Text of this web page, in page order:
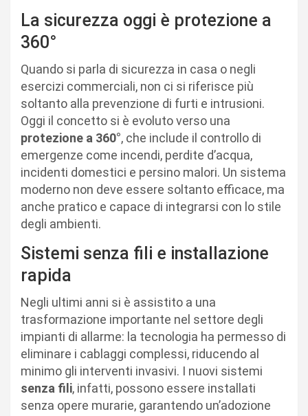
La sicurezza oggi è protezione a
360°
Quando si parla di sicurezza in casa o negli
esercizi commerciali, non ci si riferisce più
soltanto alla prevenzione di furti e intrusioni.
Oggi il concetto si è evoluto verso una
protezione a 360°, che include il controllo di
emergenze come incendi, perdite d’acqua,
incidenti domestici e persino malori. Un sistema
moderno non deve essere soltanto efficace, ma
anche pratico e capace di integrarsi con lo stile
degli ambienti.
Sistemi senza fili e installazione
rapida
Negli ultimi anni si è assistito a una
trasformazione importante nel settore degli
impianti di allarme: la tecnologia ha permesso di
eliminare i cablaggi complessi, riducendo al
minimo gli interventi invasivi. I nuovi sistemi
senza fili, infatti, possono essere installati
senza opere murarie, garantendo un’adozione